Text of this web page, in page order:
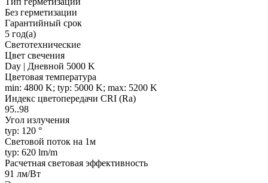
Без герметизации
Гарантийный срок
5 год(а)
Светотехнические
Цвет свечения
Day | Дневной 5000 K
Цветовая температура
min: 4800 K; typ: 5000 K; max: 5200 K
Индекс цветопередачи CRI (Ra)
95..98
Угол излучения
typ: 120 °
Световой поток на 1м
typ: 620 lm/m
Расчетная световая эффективность
91 лм/Вт